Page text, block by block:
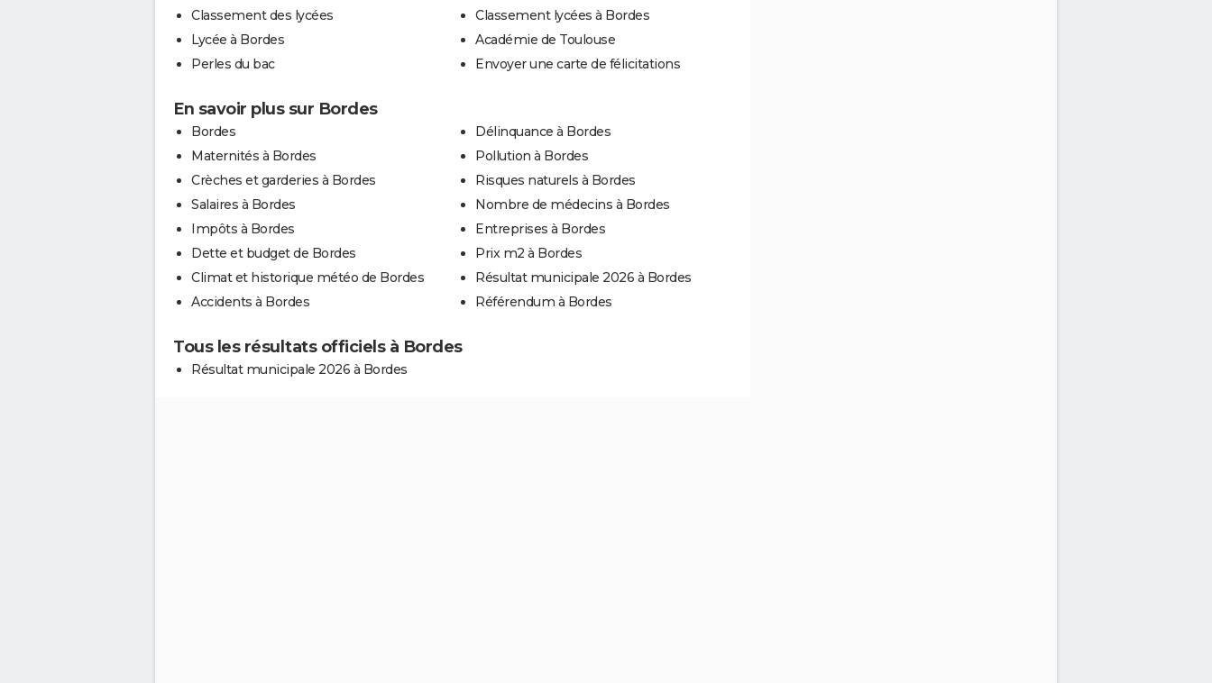
Classement des lycées
Lycée à Bordes
Perles du bac
Classement lycées à Bordes
Académie de Toulouse
Envoyer une carte de félicitations
En savoir plus sur Bordes
Bordes
Maternités à Bordes
Crèches et garderies à Bordes
Salaires à Bordes
Impôts à Bordes
Dette et budget de Bordes
Climat et historique météo de Bordes
Accidents à Bordes
Délinquance à Bordes
Pollution à Bordes
Risques naturels à Bordes
Nombre de médecins à Bordes
Entreprises à Bordes
Prix m2 à Bordes
Résultat municipale 2026 à Bordes
Référendum à Bordes
Tous les résultats officiels à Bordes
Résultat municipale 2026 à Bordes